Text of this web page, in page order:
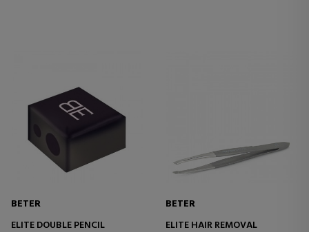
BETER
ELITE DOUBLE PENCIL
BETER
ELITE HAIR REMOVAL